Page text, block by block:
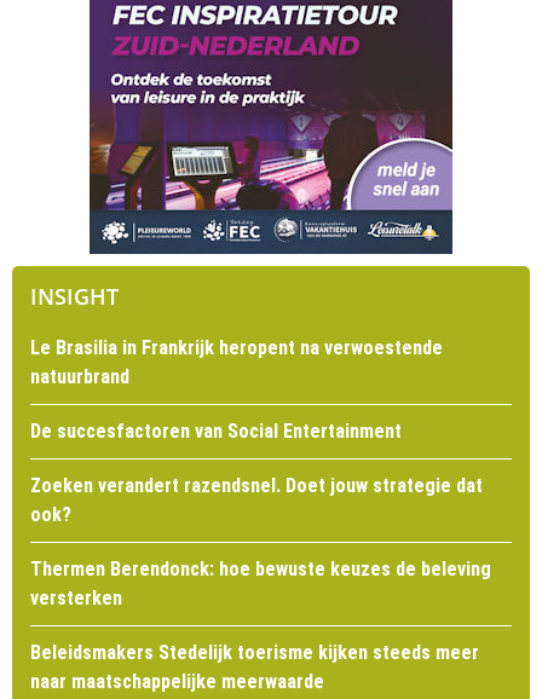
INSIGHT
Le Brasilia in Frankrijk heropent na verwoestende
natuurbrand
De succesfactoren van Social Entertainment
Zoeken verandert razendsnel. Doet jouw strategie dat
ook?
Thermen Berendonck: hoe bewuste keuzes de beleving
versterken
Beleidsmakers Stedelijk toerisme kijken steeds meer
naar maatschappelijke meerwaarde